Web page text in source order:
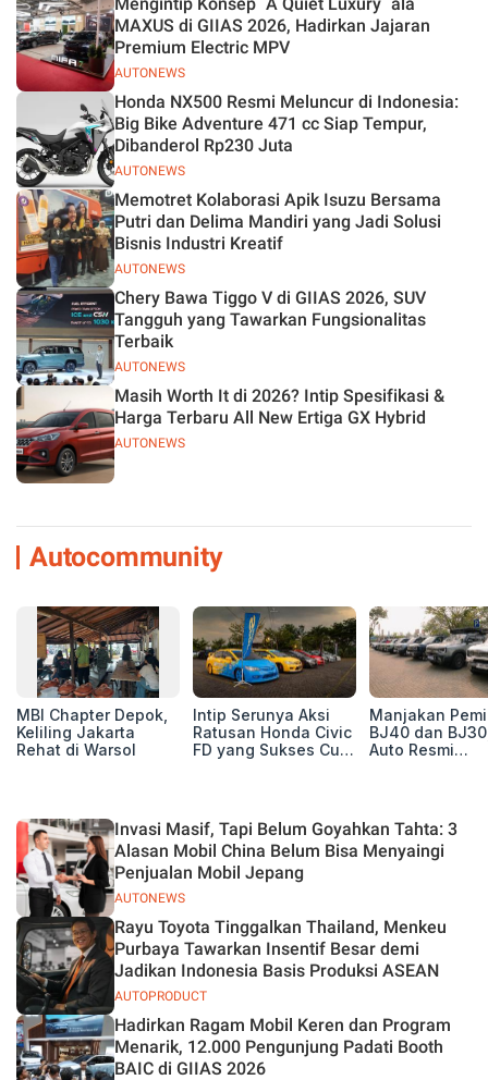
AUTONEWS
MAXUS di GIIAS 2026, Hadirkan Jajaran
Premium Electric MPV
AUTONEWS
Honda NX500 Resmi Meluncur di Indonesia:
Big Bike Adventure 471 cc Siap Tempur,
Dibanderol Rp230 Juta
AUTONEWS
Memotret Kolaborasi Apik Isuzu Bersama
Putri dan Delima Mandiri yang Jadi Solusi
Bisnis Industri Kreatif
AUTONEWS
Chery Bawa Tiggo V di GIIAS 2026, SUV
Tangguh yang Tawarkan Fungsionalitas
Terbaik
AUTONEWS
Masih Worth It di 2026? Intip Spesifikasi &
Harga Terbaru All New Ertiga GX Hybrid
Autocommunity
MBI Chapter Depok,
Keliling Jakarta
Rehat di Warsol
Intip Serunya Aksi
Ratusan Honda Civic
FD yang Sukses Curi
Manjakan
BJ40 dan
Auto Resmi
AUTONEWS
Invasi Masif, Tapi Belum Goyahkan Tahta: 3
Alasan Mobil China Belum Bisa Menyaingi
Penjualan Mobil Jepang
AUTOPRODUCT
Rayu Toyota Tinggalkan Thailand, Menkeu
Purbaya Tawarkan Insentif Besar demi
Jadikan Indonesia Basis Produksi ASEAN
Hadirkan Ragam Mobil Keren dan Program
Menarik, 12.000 Pengunjung Padati Booth
BAIC di GIIAS 2026